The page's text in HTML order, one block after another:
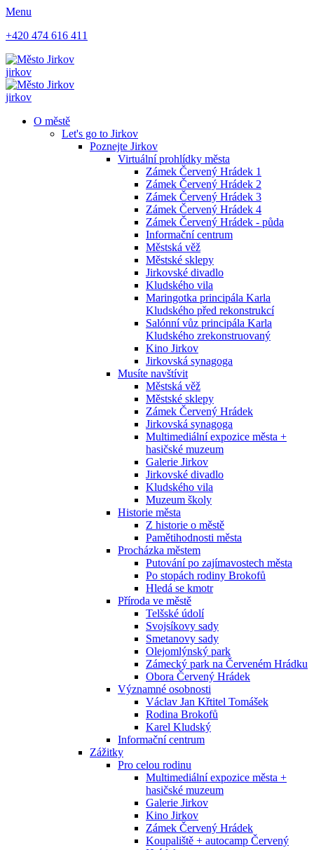
Menu
+420 474 616 411
jirkov
jirkov
O městě
Let's go to Jirkov
Poznejte Jirkov
Virtuální prohlídky města
Zámek Červený Hrádek 1
Zámek Červený Hrádek 2
Zámek Červený Hrádek 3
Zámek Červený Hrádek 4
Zámek Červený Hrádek - půda
Informační centrum
Městská věž
Městské sklepy
Jirkovské divadlo
Kludského vila
Maringotka principála Karla
Kludského před rekonstrukcí
Salónní vůz principála Karla
Kludského zrekonstruovaný
Kino Jirkov
Jirkovská synagoga
Musíte navštívit
Městská věž
Městské sklepy
Zámek Červený Hrádek
Jirkovská synagoga
Multimediální expozice města +
hasičské muzeum
Galerie Jirkov
Jirkovské divadlo
Kludského vila
Muzeum školy
Historie města
Z historie o městě
Pamětihodnosti města
Procházka městem
Putování po zajímavostech města
Po stopách rodiny Brokofů
Hledá se kmotr
Příroda ve městě
Telšské údolí
Svojsíkovy sady
Smetanovy sady
Olejomlýnský park
Zámecký park na Červeném Hrádku
Obora Červený Hrádek
Významné osobnosti
Václav Jan Křtitel Tomášek
Rodina Brokofů
Karel Kludský
Informační centrum
Zážitky
Pro celou rodinu
Multimediální expozice města +
hasičské muzeum
Galerie Jirkov
Kino Jirkov
Zámek Červený Hrádek
Koupaliště + autocamp Červený